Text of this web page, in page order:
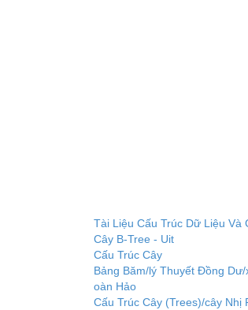
Tài Liệu Cấu Trúc Dữ Liệu
Cây B-Tree - Uit
Cấu Trúc Cây
Bảng Băm/lý Thuyết Đồng
oàn Hảo
Cấu Trúc Cây (Trees)/cây